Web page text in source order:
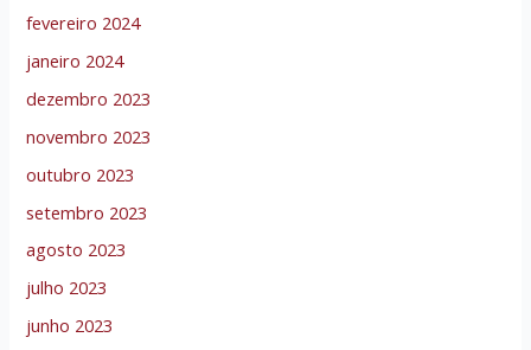
fevereiro 2024
janeiro 2024
dezembro 2023
novembro 2023
outubro 2023
setembro 2023
agosto 2023
julho 2023
junho 2023